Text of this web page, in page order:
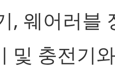
, 웨어러블
및 충전기